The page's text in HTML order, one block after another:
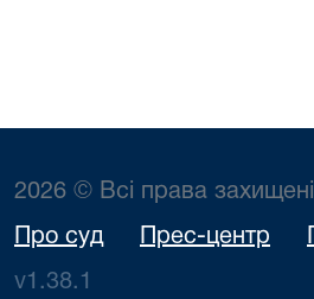
2026 © Всі права захищені
Про суд Прес-центр
v1.38.1